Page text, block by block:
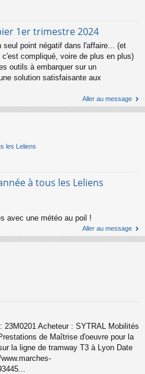
1er trimestre 2024
point négatif dans l'affaire... (et
compliqué, voire de plus en plus)
outils à embarquer sur un
solution satisfaisante aux
Aller au message
les Leliens
à tous les Leliens
avec une météo au poil !
Aller au message
23M0201 Acheteur : SYTRAL Mobilités
de Maîtrise d'oeuvre pour la
la ligne de tramway T3 à Lyon Date